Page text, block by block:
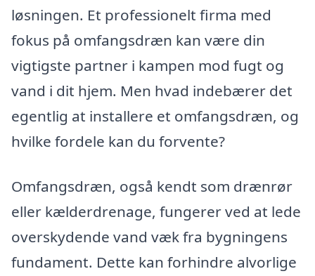
løsningen. Et professionelt firma med
fokus på omfangsdræn kan være din
vigtigste partner i kampen mod fugt og
vand i dit hjem. Men hvad indebærer det
egentlig at installere et omfangsdræn, og
hvilke fordele kan du forvente?
Omfangsdræn, også kendt som drænrør
eller kælderdrenage, fungerer ved at lede
overskydende vand væk fra bygningens
fundament. Dette kan forhindre alvorlige